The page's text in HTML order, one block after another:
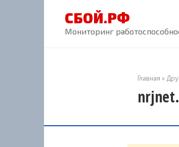
СБОЙ.РФ
Мониторинг
Главная »